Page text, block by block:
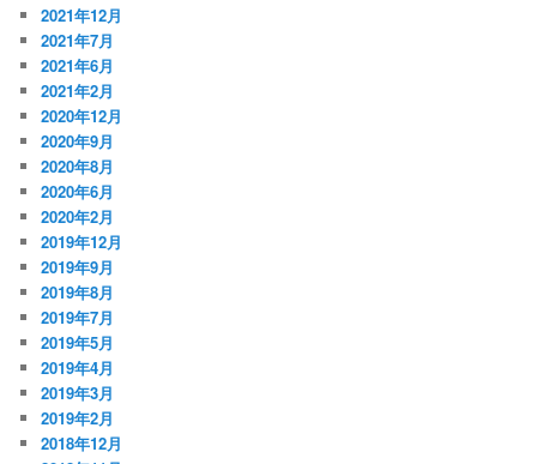
2021年12月
2021年7月
2021年6月
2021年2月
2020年12月
2020年9月
2020年8月
2020年6月
2020年2月
2019年12月
2019年9月
2019年8月
2019年7月
2019年5月
2019年4月
2019年3月
2019年2月
2018年12月